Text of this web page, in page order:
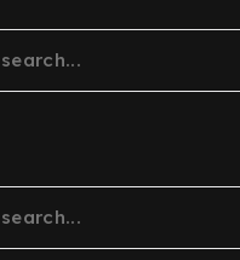
x
instagram